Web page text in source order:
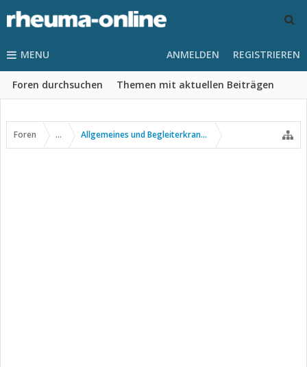
MENU
Foren durchsuchen Themen mit aktuellen Beiträgen
ANMELDEN REGISTRIEREN
Foren ... Allgemeines und Begleiterkrankungen